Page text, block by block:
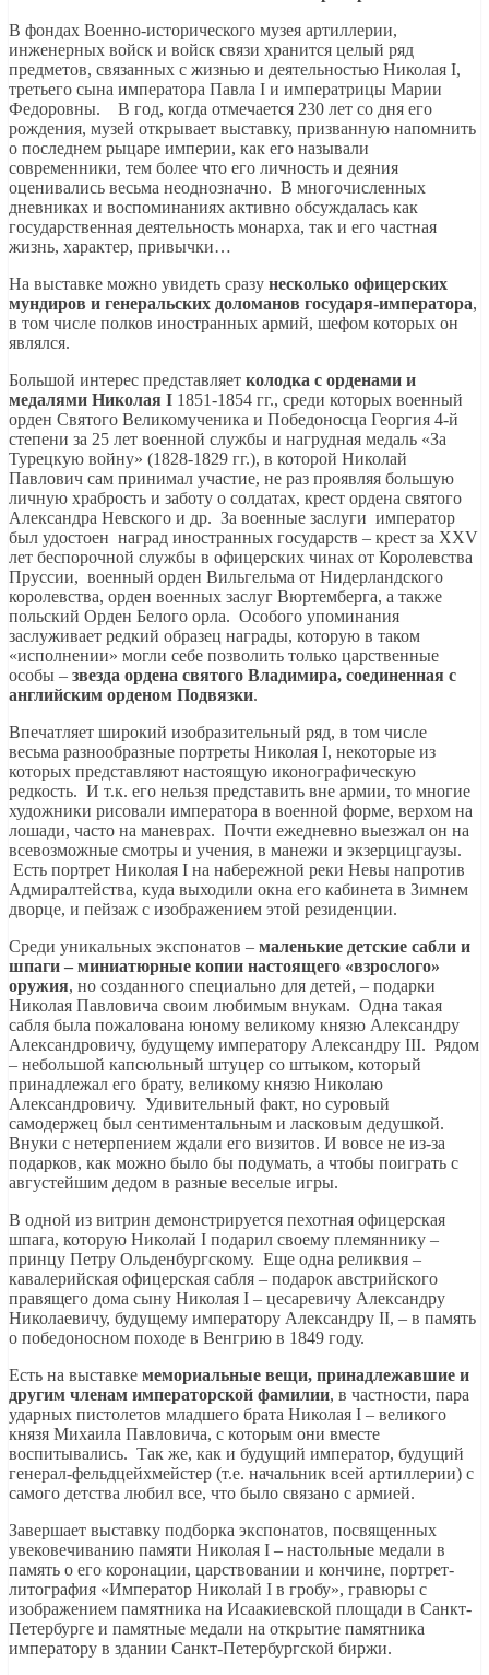
В фондах Военно-исторического музея артиллерии,
инженерных войск и войск связи хранится целый ряд
предметов, связанных с жизнью и деятельностью Николая I,
третьего сына императора Павла I и императрицы Марии
Федоровны. В год, когда отмечается 230 лет со дня его
рождения, музей открывает выставку, призванную напомнить
о последнем рыцаре империи, как его называли
современники, тем более что его личность и деяния
оценивались весьма неоднозначно. В многочисленных
дневниках и воспоминаниях активно обсуждалась как
государственная деятельность монарха, так и его частная
жизнь, характер, привычки…
На выставке можно увидеть сразу несколько офицерских
мундиров и генеральских доломанов государя-императора,
в том числе полков иностранных армий, шефом которых он
являлся.
Большой интерес представляет колодка с орденами и
медалями Николая I 1851-1854 гг., среди которых военный
орден Святого Великомученика и Победоносца Георгия 4-й
степени за 25 лет военной службы и нагрудная медаль «За
Турецкую войну» (1828-1829 гг.), в которой Николай
Павлович сам принимал участие, не раз проявляя большую
личную храбрость и заботу о солдатах, крест ордена святого
Александра Невского и др. За военные заслуги император
был удостоен наград иностранных государств – крест за XXV
лет беспорочной службы в офицерских чинах от Королевства
Пруссии, военный орден Вильгельма от Нидерландского
королевства, орден военных заслуг Вюртемберга, а также
польский Орден Белого орла. Особого упоминания
заслуживает редкий образец награды, которую в таком
«исполнении» могли себе позволить только царственные
особы – звезда ордена святого Владимира, соединенная с
английским орденом Подвязки.
Впечатляет широкий изобразительный ряд, в том числе
весьма разнообразные портреты Николая I, некоторые из
которых представляют настоящую иконографическую
редкость. И т.к. его нельзя представить вне армии, то многие
художники рисовали императора в военной форме, верхом на
лошади, часто на маневрах. Почти ежедневно выезжал он на
всевозможные смотры и учения, в манежи и экзерцицгаузы.
Есть портрет Николая I на набережной реки Невы напротив
Адмиралтейства, куда выходили окна его кабинета в Зимнем
дворце, и пейзаж с изображением этой резиденции.
Среди уникальных экспонатов – маленькие детские сабли и
шпаги – миниатюрные копии настоящего «взрослого»
оружия, но созданного специально для детей, – подарки
Николая Павловича своим любимым внукам. Одна такая
сабля была пожалована юному великому князю Александру
Александровичу, будущему императору Александру III. Рядом
– небольшой капсюльный штуцер со штыком, который
принадлежал его брату, великому князю Николаю
Александровичу. Удивительный факт, но суровый
самодержец был сентиментальным и ласковым дедушкой.
Внуки с нетерпением ждали его визитов. И вовсе не из-за
подарков, как можно было бы подумать, а чтобы поиграть с
августейшим дедом в разные веселые игры.
В одной из витрин демонстрируется пехотная офицерская
шпага, которую Николай I подарил своему племяннику –
принцу Петру Ольденбургскому. Еще одна реликвия –
кавалерийская офицерская сабля – подарок австрийского
правящего дома сыну Николая I – цесаревичу Александру
Николаевичу, будущему императору Александру II, – в память
о победоносном походе в Венгрию в 1849 году.
Есть на выставке мемориальные вещи, принадлежавшие и
другим членам императорской фамилии, в частности, пара
ударных пистолетов младшего брата Николая I – великого
князя Михаила Павловича, с которым они вместе
воспитывались. Так же, как и будущий император, будущий
генерал-фельдцейхмейстер (т.е. начальник всей артиллерии) с
самого детства любил все, что было связано с армией.
Завершает выставку подборка экспонатов, посвященных
увековечиванию памяти Николая I – настольные медали в
память о его коронации, царствовании и кончине, портрет-
литография «Император Николай I в гробу», гравюры с
изображением памятника на Исаакиевской площади в Санкт-
Петербурге и памятные медали на открытие памятника
императору в здании Санкт-Петербургской биржи.